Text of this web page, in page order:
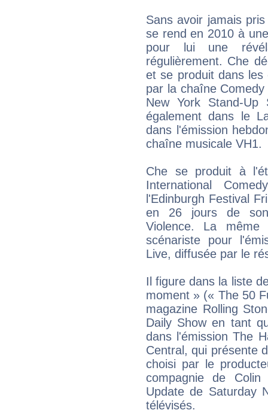
Sans avoir jamais
se rend en 2010 à
pour lui une
régulièrement. Che
et se produit dans
par la chaîne
New York Stand-
également dans le
dans l'émission
chaîne musicale VH1.
Che se produit à
International
l'Edinburgh Festival
en 26 jours de son
Violence. La
scénariste pour
Live, diffusée par le
Il figure dans la liste
moment » (« The 50
magazine Rolling
Daily Show en tant
dans l'émission The
Central, qui présente
choisi par le
compagnie de
Update de Saturday
télévisés.